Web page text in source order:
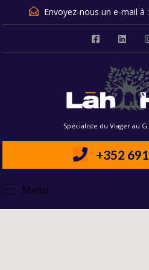
Envoyez-nous un e-mail à :
Spécialiste du Viager au
+352
Menu